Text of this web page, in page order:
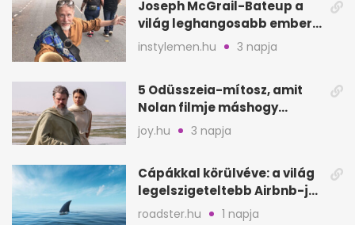
Joseph McGrail-Bateup a
világ leghangosabb embere
lett Ausztráliából
instylemen.hu 3 napja
5 Odüsszeia-mítosz, amit
Nolan filmje máshogy
mutat, mint Homérosz
joy.hu 3 napja
Cápákkal körülvéve: a világ
legelszigeteltebb Airbnb-je
a nyílt tengeren
roadster.hu 1 napja